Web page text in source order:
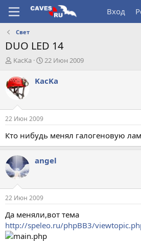
Вход
Свет
DUO LED 14
А
т
о
р
т
е
м
ы
KacKa
Д
т
а
л
22 Июн 2009
KacKa
22 Июн 2009
Кто нибудь менял галогеновую
angel
22 Июн 2009
Да меняли,вот тема
http://speleo.ru/phpBB3/